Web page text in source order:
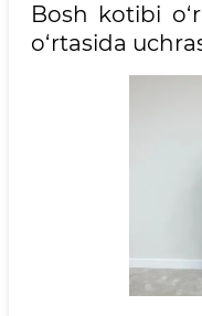
Bosh kotibi
o‘rtasida